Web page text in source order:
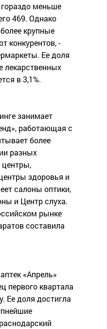
меньше
469. Однако
крупные
конкурентов, -
Ее доля
лекарственных
в 3,1%.
занимает
работающая с
более
разных
здоровья и
салоны оптики,
и Центр слуха.
рынке
составила
«Апрель»
первого квартала
Ее доля достигла